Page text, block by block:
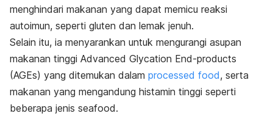
menghindari makanan yang dapat memicu reaksi
autoimun, seperti gluten dan lemak jenuh.
Selain itu, ia menyarankan untuk mengurangi asupan
makanan tinggi Advanced Glycation End-products
(AGEs) yang ditemukan dalam processed food, serta
makanan yang mengandung histamin tinggi seperti
beberapa jenis seafood.